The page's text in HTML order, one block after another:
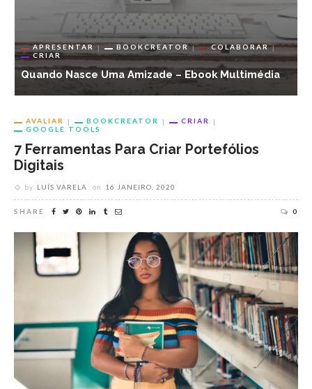
APRESENTAR BOOKCREATOR
COLABORAR
CRIAR
Quando Nasce Uma Amizade – Ebook Multimédia
AVALIAR BOOKCREATOR
CRIAR
GOOGLE TOOLS
7 Ferramentas Para Criar Portefólios
Digitais
by LUÍS VARELA on 16 JANEIRO, 2020
SHARE 0